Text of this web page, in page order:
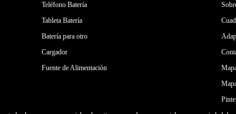
Teléfono Batería
Tableta Batería
Batería para otro
Cargador
Fuente de Alimentación